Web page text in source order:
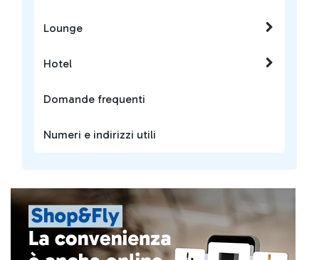
Lounge
Hotel
Domande frequenti
Numeri e indirizzi utili